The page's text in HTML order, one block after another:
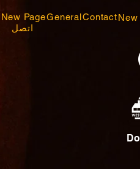
New PageGeneralContactNew
اتصل